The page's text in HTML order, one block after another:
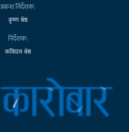
प्रबन्ध निर्देशक:
कृष्ण श्रेष्ठ
निर्देशक:
कविदास श्रेष्ठ